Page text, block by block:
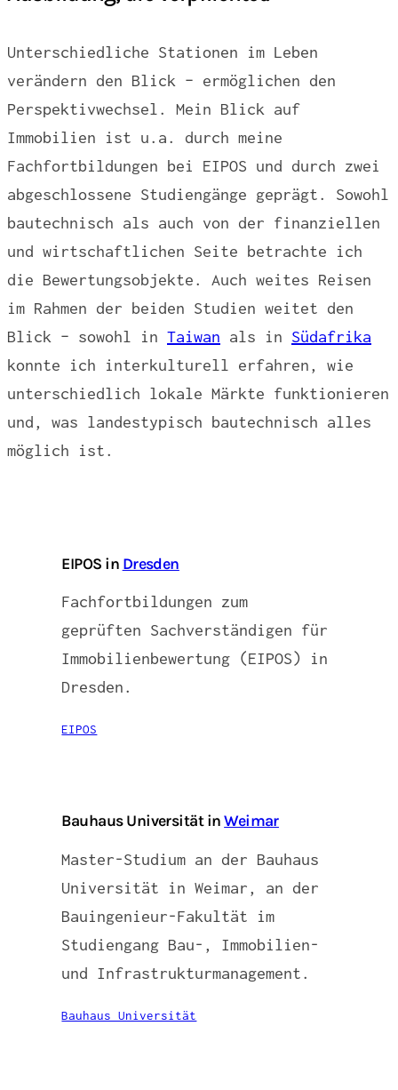
Unterschiedliche Stationen im Leben
verändern den Blick – ermöglichen den
Perspektivwechsel. Mein Blick auf
Immobilien ist u.a. durch meine
Fachfortbildungen bei EIPOS und durch zwei
abgeschlossene Studiengänge geprägt. Sowohl
bautechnisch als auch von der finanziellen
und wirtschaftlichen Seite betrachte ich
die Bewertungsobjekte. Auch weites Reisen
im Rahmen der beiden Studien weitet den
Blick – sowohl in Taiwan als in Südafrika
konnte ich interkulturell erfahren, wie
unterschiedlich lokale Märkte funktionieren
und, was landestypisch bautechnisch alles
möglich ist.
EIPOS in Dresden
Fachfortbildungen zum
geprüften Sachverständigen für
Immobilienbewertung (EIPOS) in
Dresden.
EIPOS
Bauhaus Universität inWeimar
Master-Studium an der Bauhaus
Universität in Weimar, an der
Bauingenieur-Fakultät im
Studiengang Bau-, Immobilien-
und Infrastrukturmanagement.
Bauhaus Universität